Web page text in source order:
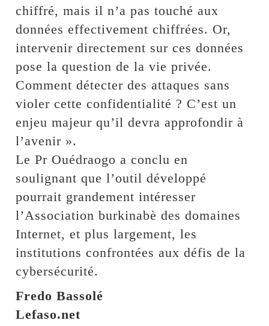
chiffré, mais il n’a pas touché aux
données effectivement chiffrées. Or,
intervenir directement sur ces données
pose la question de la vie privée.
Comment détecter des attaques sans
violer cette confidentialité ? C’est un
enjeu majeur qu’il devra approfondir à
l’avenir ».
Le Pr Ouédraogo a conclu en
soulignant que l’outil développé
pourrait grandement intéresser
l’Association burkinabè des domaines
Internet, et plus largement, les
institutions confrontées aux défis de la
cybersécurité.
Fredo Bassolé
Lefaso.net